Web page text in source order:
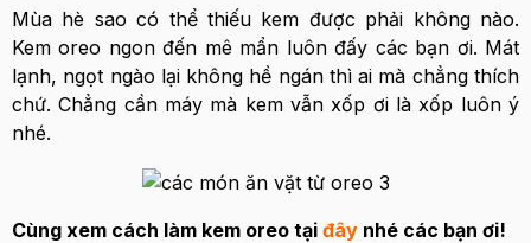
Mùa hè sao có thể thiếu kem được phải không nào.
Kem oreo ngon đến mê mẩn luôn đấy các bạn ơi. Mát
lạnh, ngọt ngào lại không hề ngán thì ai mà chẳng thích
chứ. Chẳng cần máy mà kem vẫn xốp ơi là xốp luôn ý
nhé.
Cùng xem cách làm kem oreo tại đây nhé các bạn ơi!